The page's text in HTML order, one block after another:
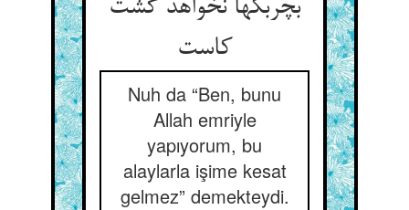
بچربکها نخواهد گشت
کاست
Nuh da “Ben, bunu
Allah emriyle
yapıyorum, bu
alaylarla işime kesat
gelmez” demekteydi.